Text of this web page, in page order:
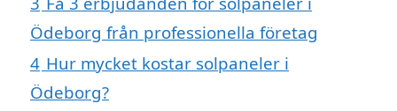
Ödeborg från professionella företag
4 Hur mycket kostar solpaneler i
Ödeborg?